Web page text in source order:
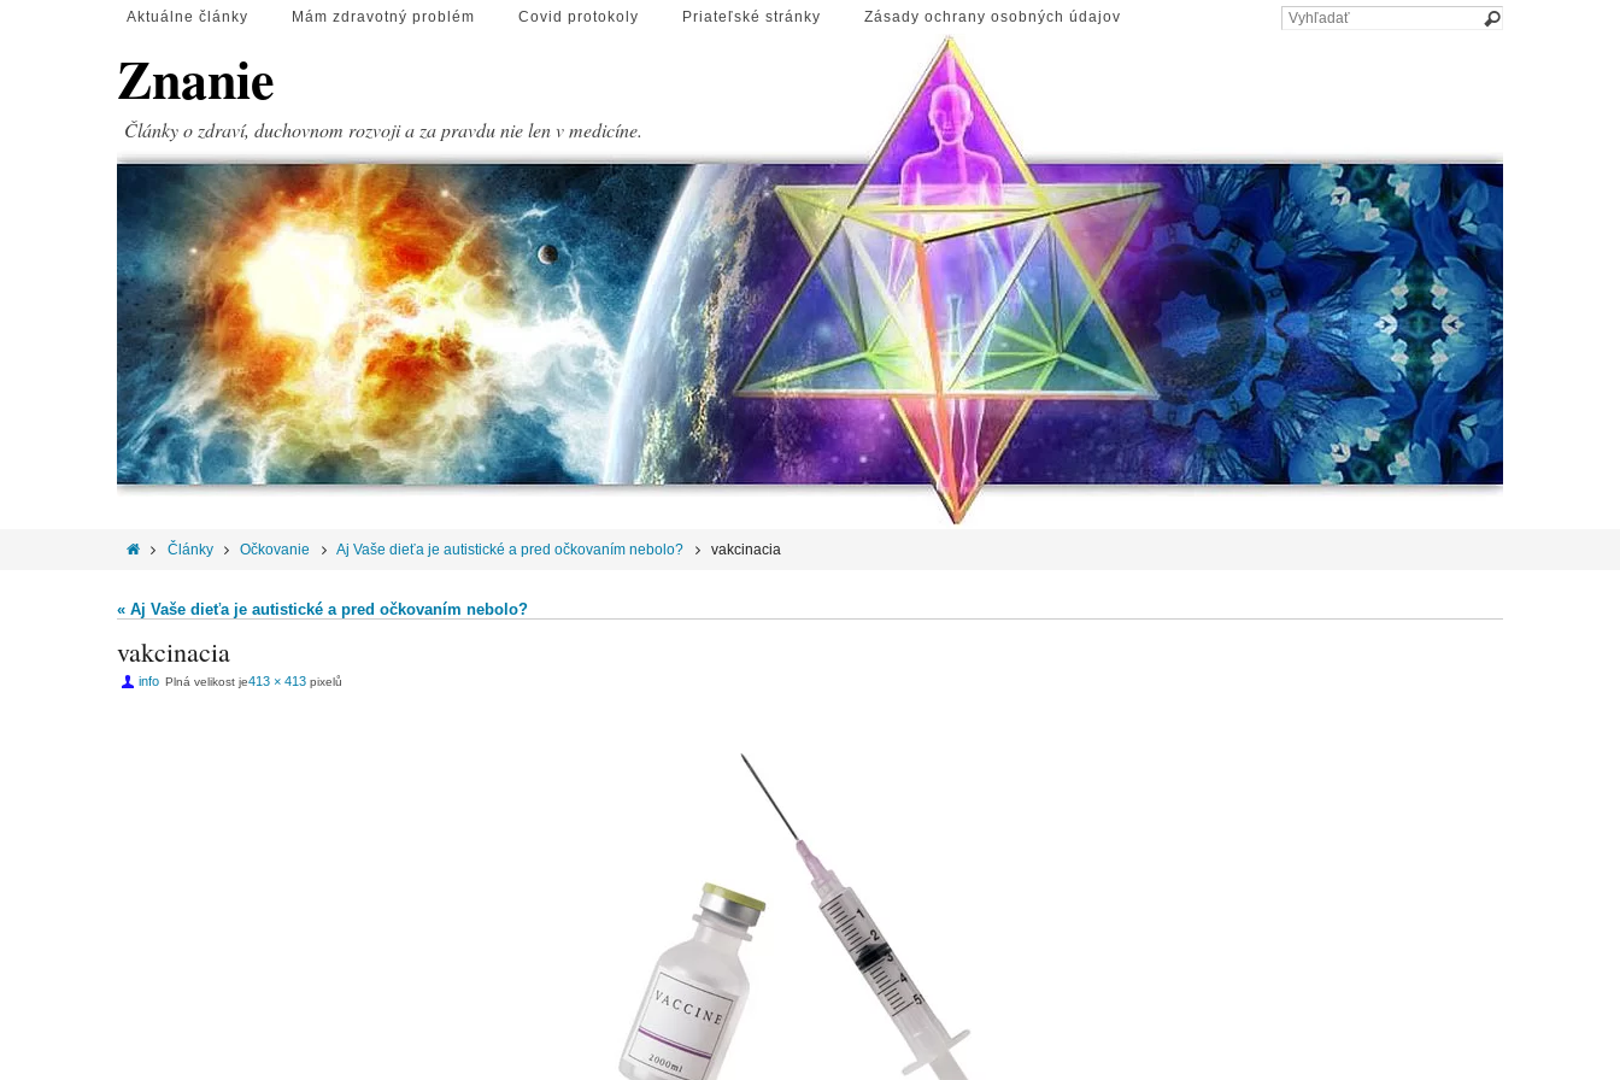
Aktuálne články Mám zdravotný problém Covid protokoly Priateľské stránky Zásady ochrany osobných údajov
Znanie
Články o zdraví, duchovnom rozvoji a za pravdu nie len v medicíne.
Články Očkovanie Aj Vaše dieťa je autistické a pred očkovaním nebolo? vakcinacia
« Aj Vaše dieťa je autistické a pred očkovaním nebolo?
vakcinacia
info Plná velikost je413 × 413 pixelů